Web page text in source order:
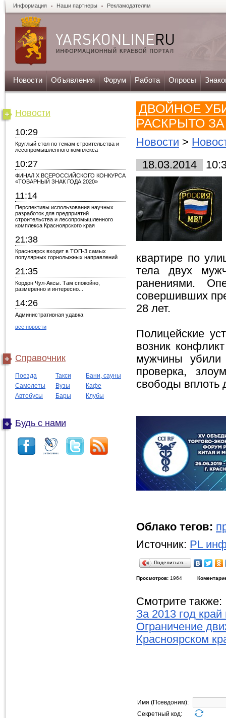
Информация Наши партнеры Рекламодателям
Новости Объявления Форум Работа Опросы
Новости
10:29
Круглый стол по темам строительства и
лесопромышленного комплекса
10:27
ФИНАЛ X ВСЕРОССИЙСКОГО КОНКУРСА
«ТОВАРНЫЙ ЗНАК ГОДА 2020»
11:14
Перспективы использования научных
разработок для предприятий
строительства и лесопромышленного
комплекса Красноярского края
21:38
Красноярск входит в ТОП-3 самых
популярных горнолыжных направлений
21:35
Кордон Чул-Аксы. Там спокойно,
размеренно и интересно...
14:26
Административная удавка
все новости
Справочник
Поезда Такси
Бани, сауны
Самолеты
Вузы
Кафе
Автобусы
Бары Клубы
Будь с нами
ДВОЙНОЕ
РАСКРЫТО
Новости >
18.03.2014
квартире по
тела двух
ранениями.
совершивших
28 лет.
Полицейские
возник
мужчины убили
проверка,
свободы вплоть
Облако тегов:
Источник: PL
Поделиться…
Просмотров: 1964
Смотрите также:
За 2013 год
Ограничение
Красноярском
Имя (Псевдоним):
Секретный код: